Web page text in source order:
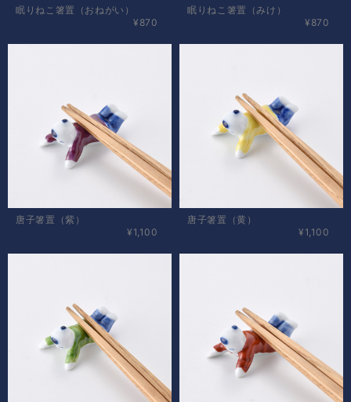
眠りねこ箸置（おねがい）
¥870
眠りねこ箸置（みけ）
¥870
唐子箸置（紫）
¥1,100
唐子箸置（黄）
¥1,100